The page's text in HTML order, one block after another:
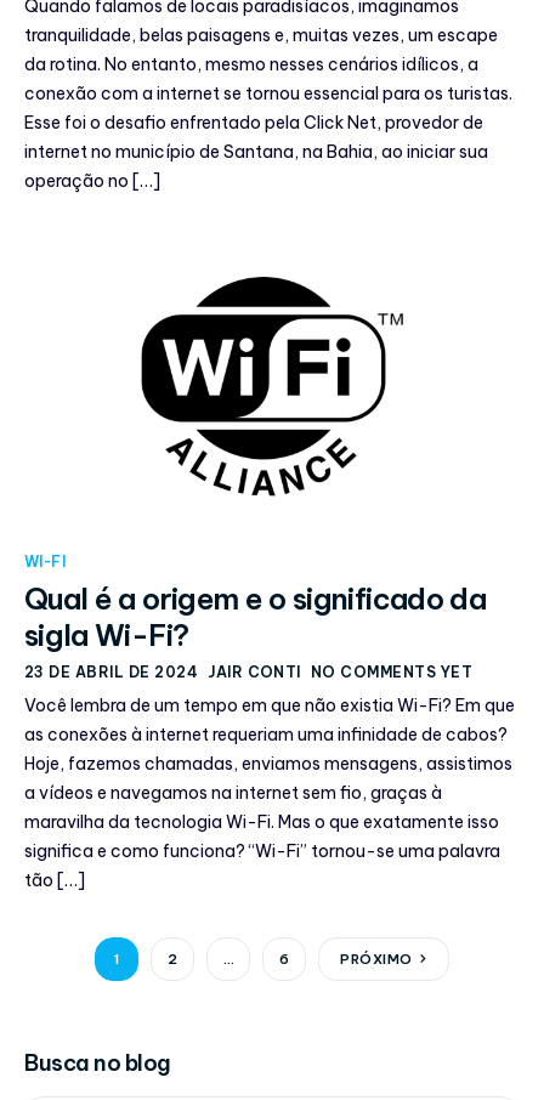
Quando falamos de locais paradisíacos, imaginamos
tranquilidade, belas paisagens e, muitas vezes, um escape
da rotina. No entanto, mesmo nesses cenários idílicos, a
conexão com a internet se tornou essencial para os turistas.
Esse foi o desafio enfrentado pela Click Net, provedor de
internet no município de Santana, na Bahia, ao iniciar sua
operação no […]
WI-FI
Qual é a origem e o significado da
sigla Wi-Fi?
23 DE ABRIL DE 2024 JAIR CONTI NO COMMENTS YET
Você lembra de um tempo em que não existia Wi-Fi? Em que
as conexões à internet requeriam uma infinidade de cabos?
Hoje, fazemos chamadas, enviamos mensagens, assistimos
a vídeos e navegamos na internet sem fio, graças à
maravilha da tecnologia Wi-Fi. Mas o que exatamente isso
significa e como funciona? “Wi-Fi” tornou-se uma palavra
tão […]
1 2 … 6 PRÓXIMO
Busca no blog